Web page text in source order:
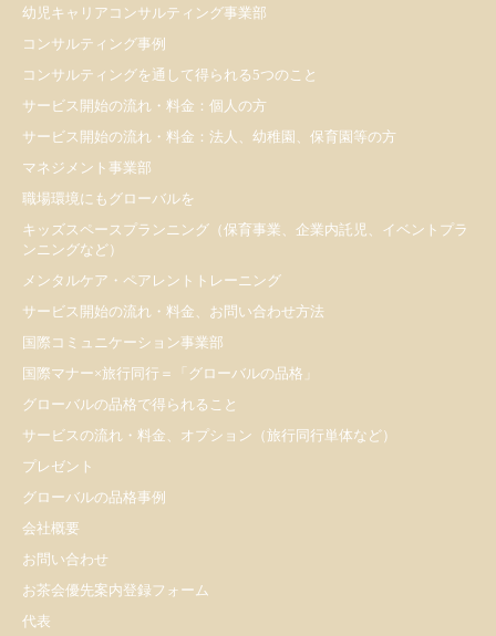
幼児キャリアコンサルティング事業部
コンサルティング事例
コンサルティングを通して得られる5つのこと
サービス開始の流れ・料金：個人の方
サービス開始の流れ・料金：法人、幼稚園、保育園等の方
マネジメント事業部
職場環境にもグローバルを
キッズスペースプランニング（保育事業、企業内託児、イベントプラ
ンニングなど）
メンタルケア・ペアレントトレーニング
サービス開始の流れ・料金、お問い合わせ方法
国際コミュニケーション事業部
国際マナー×旅行同行＝「グローバルの品格」
グローバルの品格で得られること
サービスの流れ・料金、オプション（旅行同行単体など）
プレゼント
​グローバルの品格事例
会社概要
お問い合わせ
お茶会優先案内登録フォーム
代表